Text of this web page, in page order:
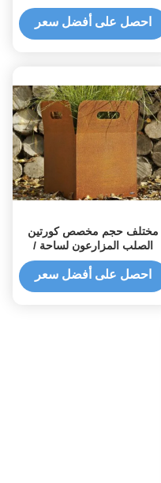
حديقة
احصل على أفضل سعر
مختلف حجم مخصص كورتين
الصلب المزارعون لساحة /
حديقة مقاومة الطقس
احصل على أفضل سعر